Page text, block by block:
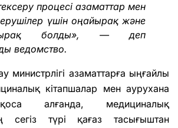
процесі азаматтар мен
үшін оңайырақ және
болды», — деп
ведомство.
министрлігі азаматтарға ыңғайлы
кітапшалар мен аурухана
алғанда, медициналық
сегіз түрі қағаз тасығыштан